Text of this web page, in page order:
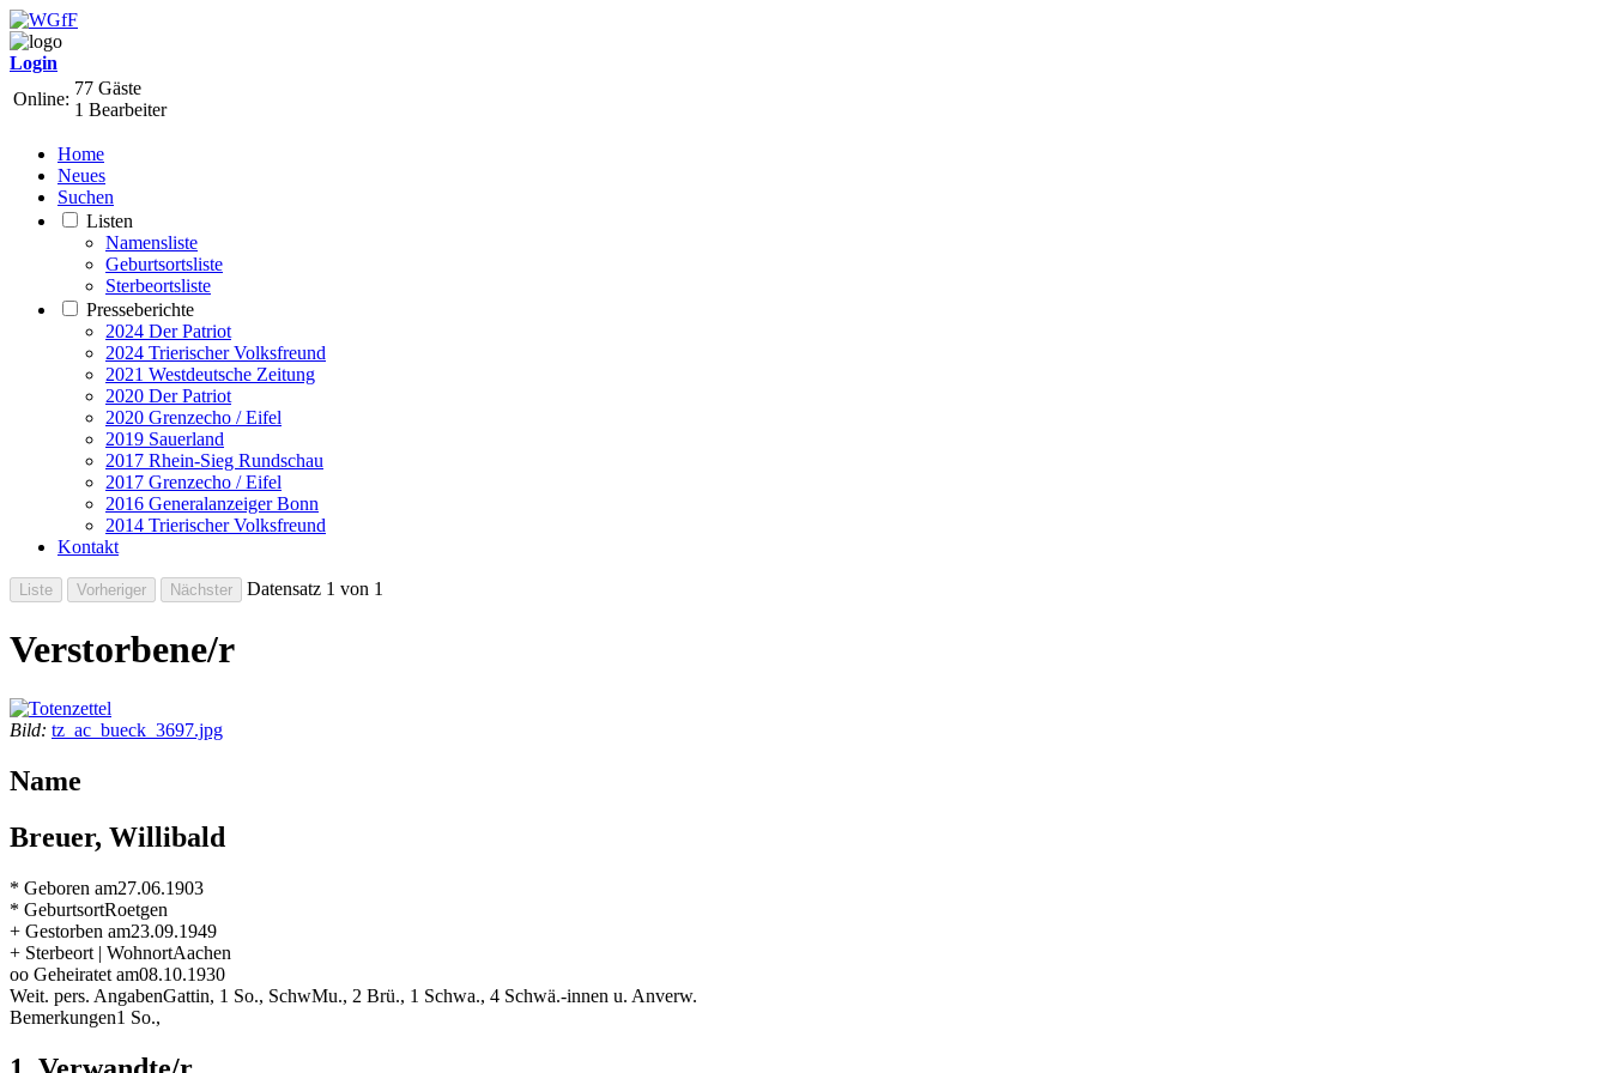
Login
Online:
77 Gäste
1 Bearbeiter
Home
Neues
Suchen
Listen
Namensliste
Geburtsortsliste
Sterbeortsliste
Presseberichte
2024 Der Patriot
2024 Trierischer Volksfreund
2021 Westdeutsche Zeitung
2020 Der Patriot
2020 Grenzecho / Eifel
2019 Sauerland
2017 Rhein-Sieg Rundschau
2017 Grenzecho / Eifel
2016 Generalanzeiger Bonn
2014 Trierischer Volksfreund
Kontakt
Datensatz 1 von 1
Verstorbene/r
Bild: tz_ac_bueck_3697.jpg
Name
Breuer, Willibald
* Geboren am27.06.1903
* GeburtsortRoetgen
+ Gestorben am23.09.1949
+ Sterbeort | WohnortAachen
oo Geheiratet am08.10.1930
Weit. pers. AngabenGattin, 1 So., SchwMu., 2 Brü., 1 Schwa., 4 Schwä.-innen u. Anverw.
Bemerkungen1 So.,